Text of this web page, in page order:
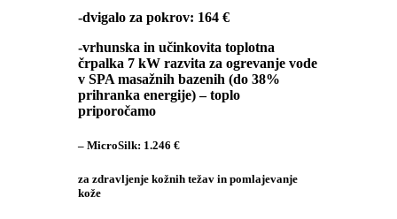
-dvigalo za pokrov: 164 €
-vrhunska in učinkovita toplotna
črpalka 7 kW razvita za ogrevanje vode
v SPA masažnih bazenih (do 38%
prihranka energije) – toplo
priporočamo
– MicroSilk: 1.246 €
za zdravljenje kožnih težav in pomlajevanje
kože